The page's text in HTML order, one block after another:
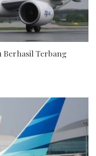
Berhasil Terbang